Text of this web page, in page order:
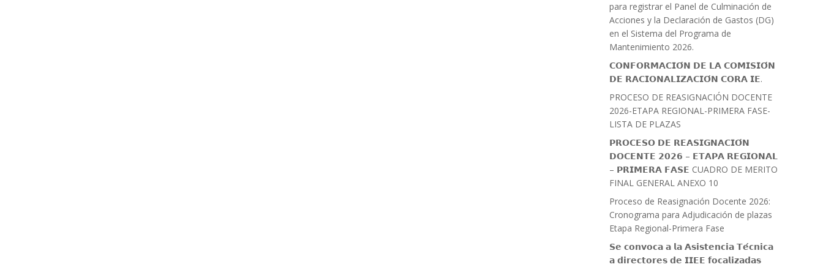
para registrar el Panel de Culminación de
Acciones y la Declaración de Gastos (DG)
en el Sistema del Programa de
Mantenimiento 2026.
𝗖𝗢𝗡𝗙𝗢𝗥𝗠𝗔𝗖𝗜𝗢́𝗡 𝗗𝗘 𝗟𝗔 𝗖𝗢𝗠𝗜𝗦𝗜𝗢́𝗡
𝗗𝗘 𝗥𝗔𝗖𝗜𝗢𝗡𝗔𝗟𝗜𝗭𝗔𝗖𝗜𝗢́𝗡 𝗖𝗢𝗥𝗔 𝗜𝗘.
PROCESO DE REASIGNACIÓN DOCENTE
2026-ETAPA REGIONAL-PRIMERA FASE-
LISTA DE PLAZAS
𝗣𝗥𝗢𝗖𝗘𝗦𝗢 𝗗𝗘 𝗥𝗘𝗔𝗦𝗜𝗚𝗡𝗔𝗖𝗜𝗢́𝗡
𝗗𝗢𝗖𝗘𝗡𝗧𝗘 𝟮𝟬𝟮𝟲 – 𝗘𝗧𝗔𝗣𝗔 𝗥𝗘𝗚𝗜𝗢𝗡𝗔𝗟
– 𝗣𝗥𝗜𝗠𝗘𝗥𝗔 𝗙𝗔𝗦𝗘 CUADRO DE MERITO
FINAL GENERAL ANEXO 10
Proceso de Reasignación Docente 2026:
Cronograma para Adjudicación de plazas
Etapa Regional-Primera Fase
𝗦𝗲 𝗰𝗼𝗻𝘃𝗼𝗰𝗮 𝗮 𝗹𝗮 𝗔𝘀𝗶𝘀𝘁𝗲𝗻𝗰𝗶𝗮 𝗧𝗲́𝗰𝗻𝗶𝗰𝗮
𝗮 𝗱𝗶𝗿𝗲𝗰𝘁𝗼𝗿𝗲𝘀 𝗱𝗲 𝗜𝗜𝗘𝗘 𝗳𝗼𝗰𝗮𝗹𝗶𝘇𝗮𝗱𝗮𝘀